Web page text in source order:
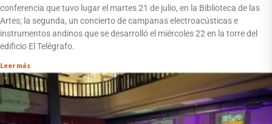
conferencia que tuvo lugar el martes 21 de julio, en la Biblioteca de las
Artes; la segunda, un concierto de campanas electroacústicas e
instrumentos andinos que se desarrolló el miércoles 22 en la torre del
edificio El Telégrafo.
Leer más